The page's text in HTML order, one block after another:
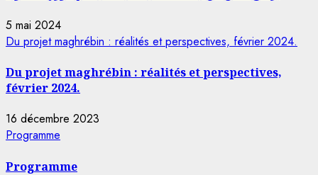
5 mai 2024
Du projet maghrébin : réalités et perspectives, février 2024.
Du projet maghrébin : réalités et perspectives,
février 2024.
16 décembre 2023
Programme
Programme